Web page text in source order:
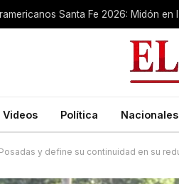
Santa Fe 2026: Midón en
Videos Política Nacionales
y define su continuidad en su